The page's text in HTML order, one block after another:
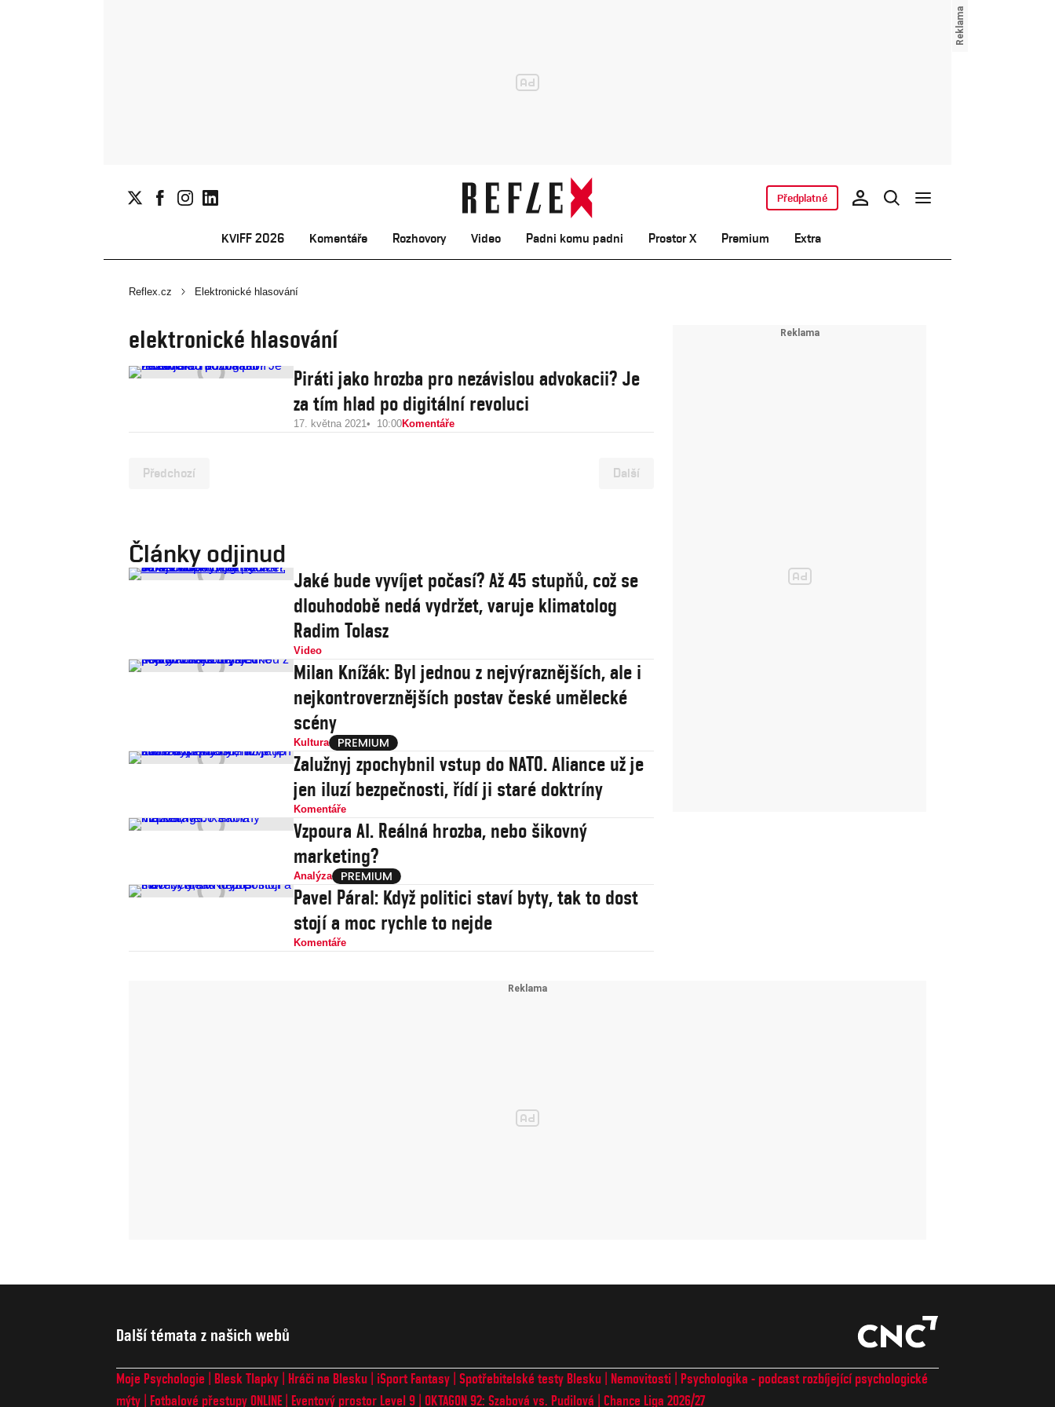
KVIFF 2026 Komentáře Rozhovory Video Padni komu padni Prostor X Premium Extra
Předplatné
Reflex.cz Elektronické hlasování
elektronické hlasování
Piráti jako hrozba pro nezávislou advokacii? Je
za tím hlad po digitální revoluci
17. května 2021 10:00Komentáře
Předchozí Další
Články odjinud
Jaké bude vyvíjet počasí? Až 45 stupňů, což se
dlouhodobě nedá vydržet, varuje klimatolog
Radim Tolasz
Video
Milan Knížák: Byl jednou z nejvýraznějších, ale i
nejkontroverznějších postav české umělecké
scény
Kultura
Zalužnyj zpochybnil vstup do NATO. Aliance už je
jen iluzí bezpečnosti, řídí ji staré doktríny
Komentáře
Vzpoura AI. Reálná hrozba, nebo šikovný
marketing?
Analýza
Pavel Páral: Když politici staví byty, tak to dost
stojí a moc rychle to nejde
Komentáře
Další témata z našich webů
Moje Psychologie Blesk Tlapky Hráči na Blesku iSport Fantasy Spotřebitelské testy Blesku Nemovitosti
Psychologika - podcast rozbíjející psychologické
mýty
Fotbalové přestupy ONLINE Eventový prostor Level 9 OKTAGON 92: Szabová vs. Pudilová Chance Liga 2026/27